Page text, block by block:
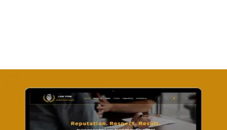
تصميم موقع آل جبار والمزارقة للمحاماة